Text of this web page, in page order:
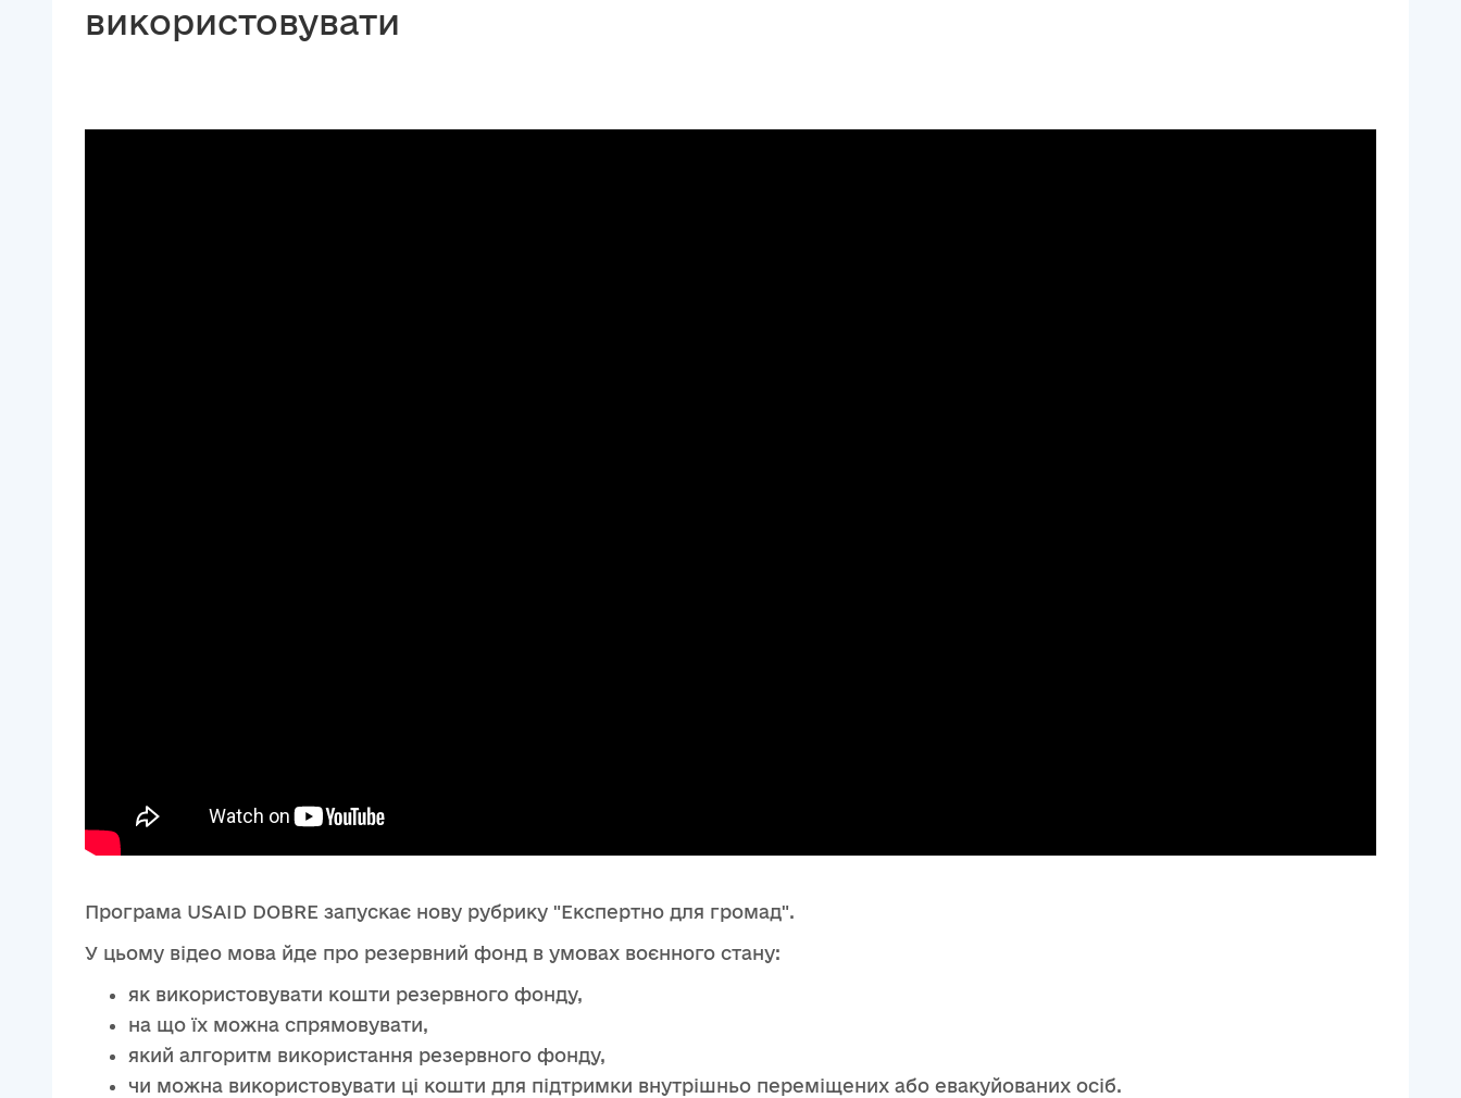
використовувати
Програма USAID DOBRE запускає нову рубрику "Експертно для громад".
У цьому відео мова йде про резервний фонд в умовах воєнного стану:
як використовувати кошти резервного фонду,
на що їх можна спрямовувати,
який алгоритм використання резервного фонду,
чи можна використовувати ці кошти для підтримки внутрішньо переміщених або евакуйованих осіб.